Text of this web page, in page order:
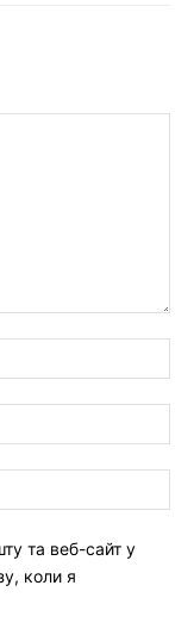
та веб-сайт у
коли я